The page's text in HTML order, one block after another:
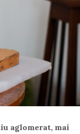
aglomerat, mai